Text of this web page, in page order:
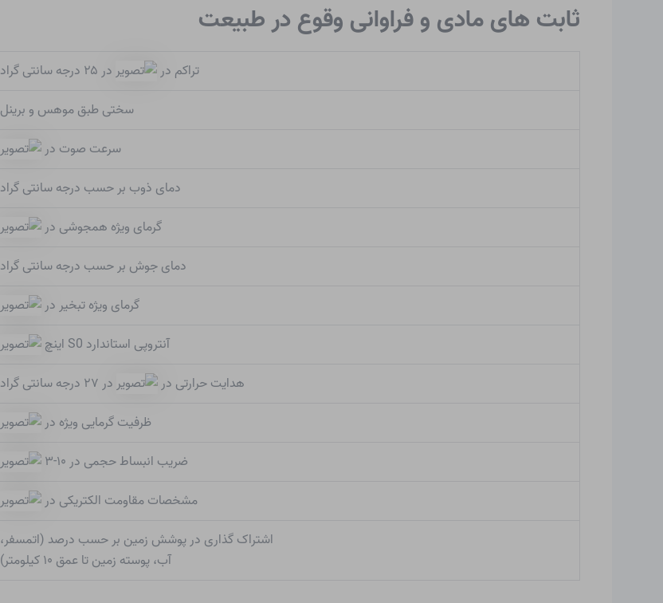
ثابت های مادی و فراوانی وقوع در طبیعت
تراکم در در ۲۵ درجه سانتی گراد
سختی طبق موهس و برینل
سرعت صوت در
دمای ذوب بر حسب درجه سانتی گراد
گرمای ویژه همجوشی در
دمای جوش بر حسب درجه سانتی گراد
گرمای ویژه تبخیر در
آنتروپی استاندارد S0 اینچ
هدایت حرارتی در
در ۲۷ درجه سانتی گراد
ظرفیت گرمایی ویژه در
ضریب انبساط حجمی در ۱۰-۳
مشخصات مقاومت الکتریکی در
اشتراک گذاری در پوشش زمین بر حسب درصد (اتمسفر،
آب، پوسته زمین تا عمق ۱۰ کیلومتر)